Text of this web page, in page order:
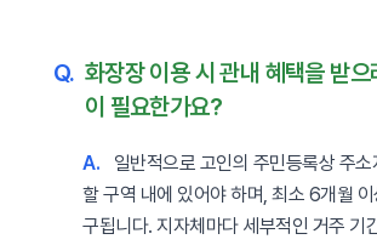
Q. 화장장 이용 시 관내 혜택을 받
이 필요한가요?
A.
일반적으로 고인의 주민등록상 주
할 구역 내에 있어야 하며, 최소 6개월
구됩니다. 지자체마다 세부적인 거주 기